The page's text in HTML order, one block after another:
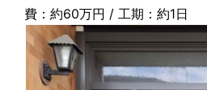
費：約60万円 / 工期：約1日